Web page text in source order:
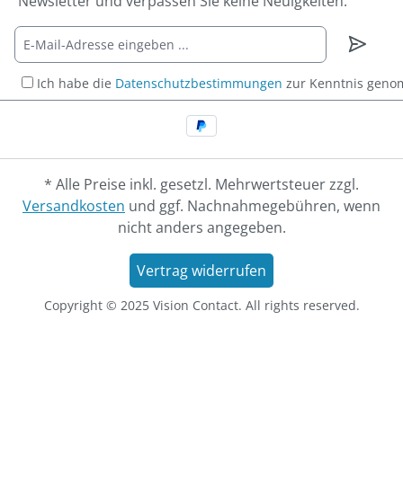
Ich habe die Datenschutzbestimmungen zur Kenntnis
* Alle Preise inkl. gesetzl. Mehrwertsteuer zzgl.
Versandkosten und ggf. Nachnahmegebühren, wenn
nicht anders angegeben.
Vertrag widerrufen
Copyright © 2025 Vision Contact. All rights reserved.